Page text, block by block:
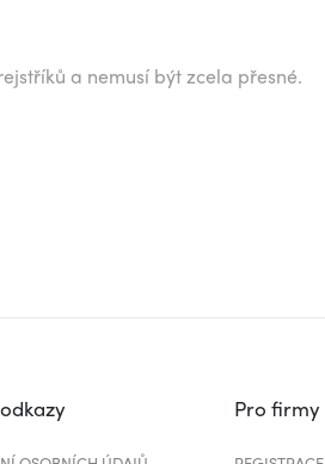
a nemusí být zcela přesné.
Pro firmy